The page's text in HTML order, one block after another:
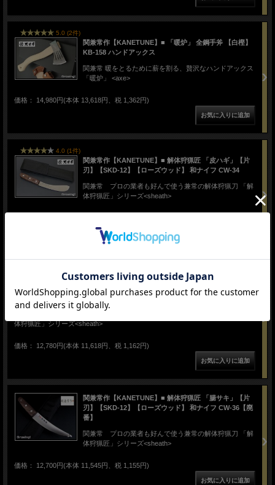
5.0 (2件)
関兼常作【KANETUNE】■ 「暖炉」 全鋼手斧 【白樫】
KB-158 ハンドアックス
関兼常 暖をとるために薪を割る、贅沢なハンドアックス
「暖炉」 <axe>
価格： 14,980円(本体 13,618円、税 1,362円)
4.0 (1件)
関兼常作【KANETUNE】■ 解体狩猟匠 「皮ハギ」【片
刃】【SKD-12】【ローズウッド】 和ナイフ CW-34
関兼常 プロの業者も好んで使う兼常の解体狩猟刀 「解
体狩猟匠」シリーズ<sheath>
関兼常作【KANETUNE】■ 解体狩猟匠 「骨スキ」丸
【片刃】【SKD-12】【ローズウッド】 CW-35 フィック
スド 日本製
体狩猟匠」シリーズ<sheath>
価格： 12,780円(本体 11,618円、税 1,162円)
関兼常作【KANETUNE】■ 解体狩猟匠 「腸サキ」【片
刃】【SKD-12】【ローズウッド】 和ナイフ CW-36【廃
番】
関兼常 プロの業者も好んで使う兼常の解体狩猟刀 「解
体狩猟匠」シリーズ<sheath>
価格： 12,700円(本体 11,545円、税 1,155円)